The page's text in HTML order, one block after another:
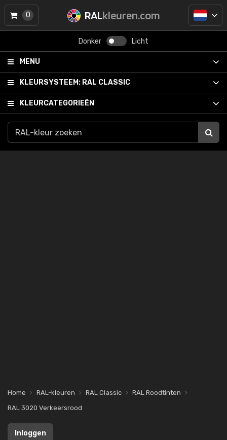
RALkleuren.com
Donker Licht
MENU
KLEURSYSTEEM: RAL CLASSIC
KLEURCATEGORIEËN
0
Home RAL-kleuren RAL Classic
RAL Roodtinten
RAL 3020 Verkeersrood
Inloggen